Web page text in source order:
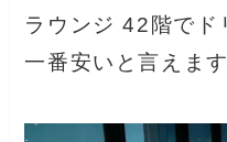
ラウンジ 42階でド
一番安いと言えます